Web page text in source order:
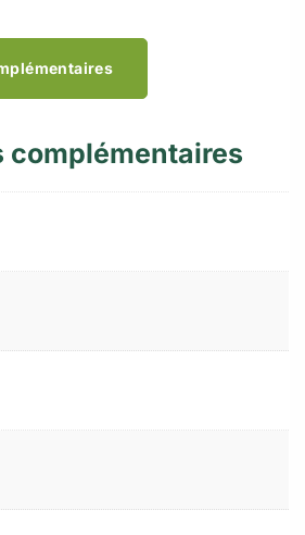
complémentaires